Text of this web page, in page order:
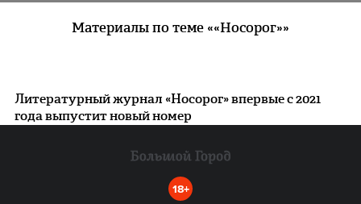
Материалы по теме ««Носорог»»
Литературный журнал «Носорог» впервые с 2021
года выпустит новый номер
18+